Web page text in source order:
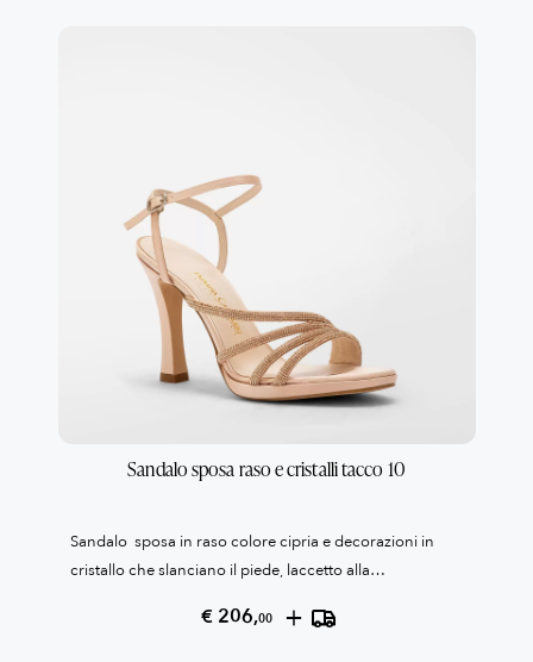
Sandalo sposa raso e cristalli tacco 10
Sandalo sposa in raso colore cipria e decorazioni in
cristallo che slanciano il piede, laccetto alla
cm. 10Collezione Patrizia Cavalleri100% Made in Italy
€ 206,00 +